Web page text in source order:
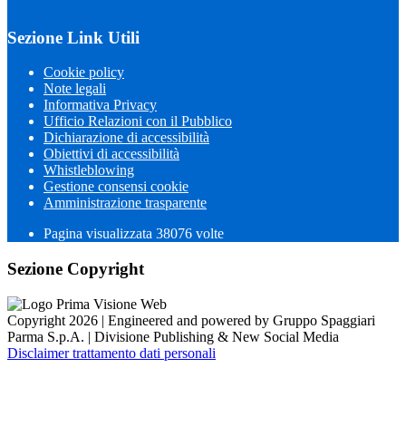
Sezione Link Utili
Cookie policy
Note legali
Informativa Privacy
Ufficio Relazioni con il Pubblico
Dichiarazione di accessibilità
Obiettivi di accessibilità
Whistleblowing
Gestione consensi cookie
Amministrazione trasparente
Pagina visualizzata 38076 volte
Sezione Copyright
Copyright 2026 | Engineered and powered by Gruppo Spaggiari
Parma S.p.A. | Divisione Publishing & New Social Media
Disclaimer trattamento dati personali